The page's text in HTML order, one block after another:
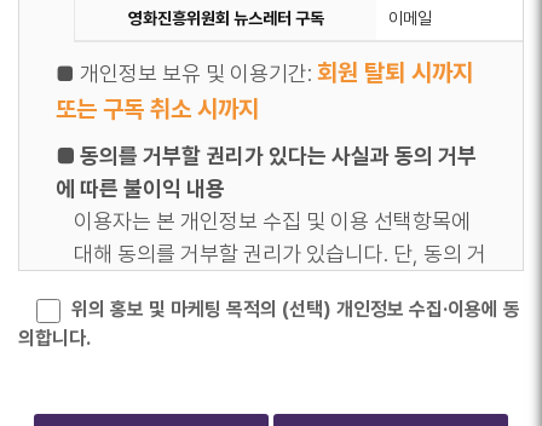
영화진흥위원회 뉴스레터 구독 이메일
■ 개인정보 보유 및 이용기간: 회원 탈퇴 시까지
또는 구독 취소 시까지
■ 동의를 거부할 권리가 있다는 사실과 동의 거부
에 따른 불이익 내용
이용자는 본 개인정보 수집 및 이용 선택항목에
대해 동의를 거부할 권리가 있습니다. 단, 동의 거
보실 수 없습니다.
위의 홍보 및 마케팅 목적의 (선택) 개인정보 수집·이용에 동
의합니다.